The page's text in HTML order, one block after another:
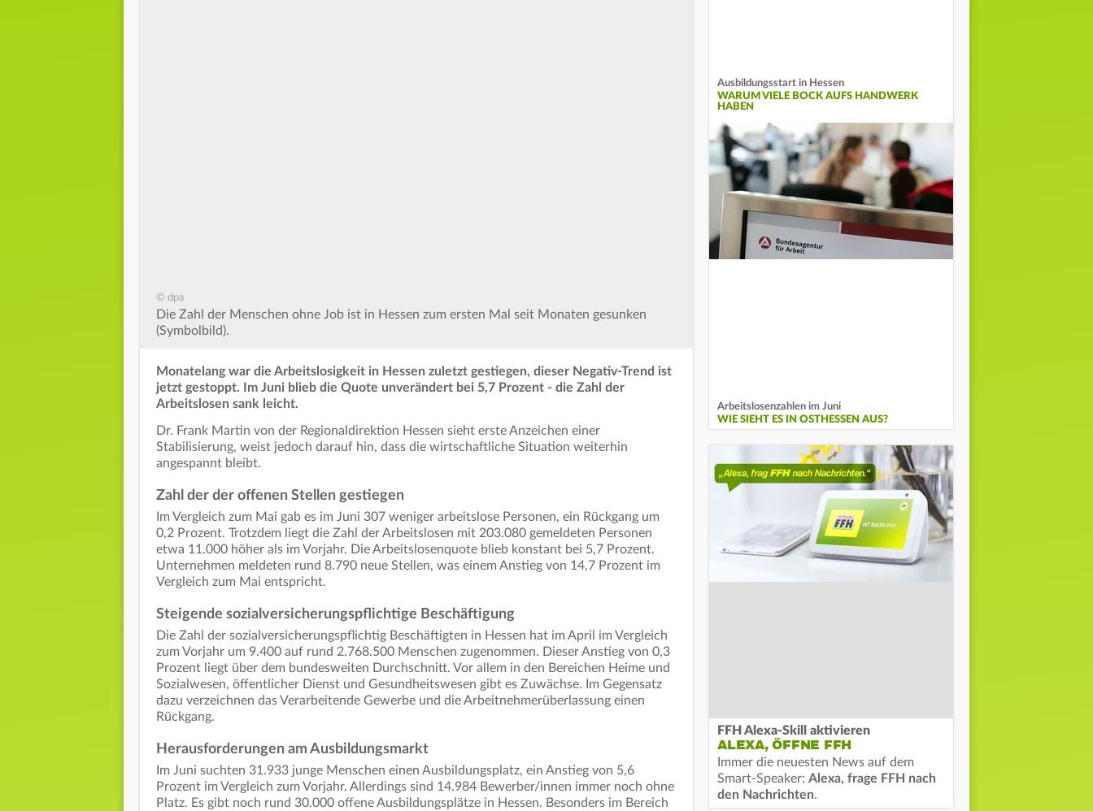
© dpa
Die Zahl der Menschen ohne Job ist in Hessen zum ersten Mal seit Monaten gesunken
(Symbolbild).
Monatelang war die Arbeitslosigkeit in Hessen zuletzt gestiegen, dieser Negativ-Trend ist
jetzt gestoppt. Im Juni blieb die Quote unverändert bei 5,7 Prozent - die Zahl der
Arbeitslosen sank leicht.
Dr. Frank Martin von der Regionaldirektion Hessen sieht erste Anzeichen einer
Stabilisierung, weist jedoch darauf hin, dass die wirtschaftliche Situation weiterhin
angespannt bleibt.
Zahl der der offenen Stellen gestiegen
Im Vergleich zum Mai gab es im Juni 307 weniger arbeitslose Personen, ein Rückgang um
0,2 Prozent. Trotzdem liegt die Zahl der Arbeitslosen mit 203.080 gemeldeten Personen
etwa 11.000 höher als im Vorjahr. Die Arbeitslosenquote blieb konstant bei 5,7 Prozent.
Unternehmen meldeten rund 8.790 neue Stellen, was einem Anstieg von 14,7 Prozent im
Vergleich zum Mai entspricht.
Steigende sozialversicherungspflichtige Beschäftigung
Die Zahl der sozialversicherungspflichtig Beschäftigten in Hessen hat im April im Vergleich
zum Vorjahr um 9.400 auf rund 2.768.500 Menschen zugenommen. Dieser Anstieg von 0,3
Prozent liegt über dem bundesweiten Durchschnitt. Vor allem in den Bereichen Heime und
Sozialwesen, öffentlicher Dienst und Gesundheitswesen gibt es Zuwächse. Im Gegensatz
dazu verzeichnen das Verarbeitende Gewerbe und die Arbeitnehmerüberlassung einen
Rückgang.
Herausforderungen am Ausbildungsmarkt
Im Juni suchten 31.933 junge Menschen einen Ausbildungsplatz, ein Anstieg von 5,6
Prozent im Vergleich zum Vorjahr. Allerdings sind 14.984 Bewerber/innen immer noch ohne
Platz. Es gibt noch rund 30.000 offene Ausbildungsplätze in Hessen. Besonders im Bereich
Ausbildungsstart in Hessen
WARUM VIELE BOCK AUFS HANDWERK
HABEN
Arbeitslosenzahlen im Juni
WIE SIEHT ES IN OSTHESSEN AUS?
FFH Alexa-Skill aktivieren
ALEXA, ÖFFNE FFH
Immer die neuesten News auf dem
Smart-Speaker: Alexa, frage FFH nach
den Nachrichten.